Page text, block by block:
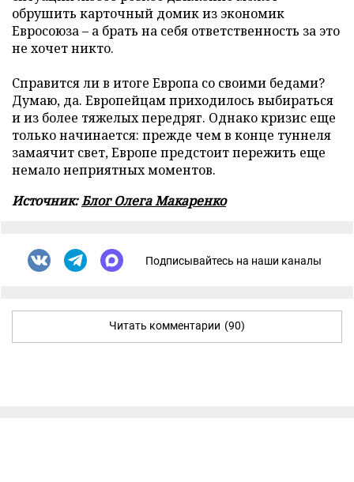
обрушить карточный домик из экономик
Евросоюза – а брать на себя ответственность за это
не хочет никто.
Справится ли в итоге Европа со своими бедами?
Думаю, да. Европейцам приходилось выбираться
и из более тяжелых передряг. Однако кризис еще
только начинается: прежде чем в конце туннеля
замаячит свет, Европе предстоит пережить еще
немало неприятных моментов.
Источник:Блог Олега Макаренко
Подписывайтесь на наши каналы
Читать комментарии (90)